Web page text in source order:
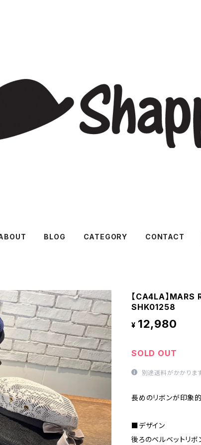
BLOG CATEGORY CONTACT
【CA4LA】
SHK01258
¥ 12,980
SOLD OUT
別途送料がかかりま
長めのリボンが印象
■デザイン
後ろのベルベットリボ